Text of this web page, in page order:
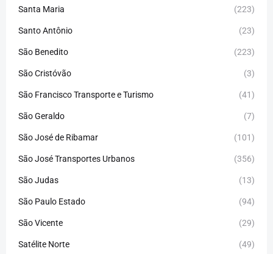
Santa Maria (223)
Santo Antônio (23)
São Benedito (223)
São Cristóvão (3)
São Francisco Transporte e Turismo (41)
São Geraldo (7)
São José de Ribamar (101)
São José Transportes Urbanos (356)
São Judas (13)
São Paulo Estado (94)
São Vicente (29)
Satélite Norte (49)